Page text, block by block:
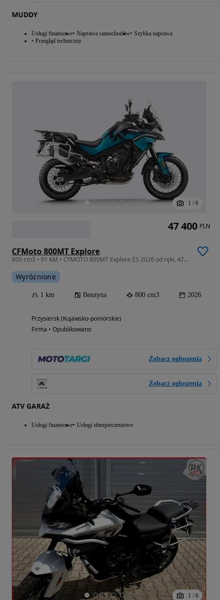
MUDDY
Usługi finansowe Naprawa samochodów Szybka naprawa
Przegląd techniczny
1 / 6
CFMoto 800MT Explore
800 cm3 • 91 KM • CFMOTO 800MT Explore ES 2026 od ręki, ATV GARAŻ
Wyróżnione
1 km Benzyna 800 cm3 2026
Przysiersk (Kujawsko-pomorskie)
Firma • Opublikowano
Zobacz ogłoszenia
Zobacz ogłoszenia
ATV GARAŻ
Usługi finansowe Usługi ubezpieczeniowe
47 400 PLN
1 / 6